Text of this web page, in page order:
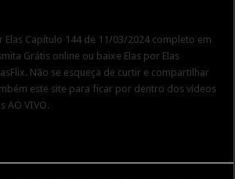
Elas Capítulo 144 de 11/03/2024 completo em
Grátis online ou baixe Elas por Elas
Não se esqueça de curtir e compartilhar
este site para ficar por dentro dos vídeos
AO VIVO.